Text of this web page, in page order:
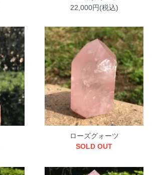
22,000円(税込)
ローズグォーツ
SOLD OUT